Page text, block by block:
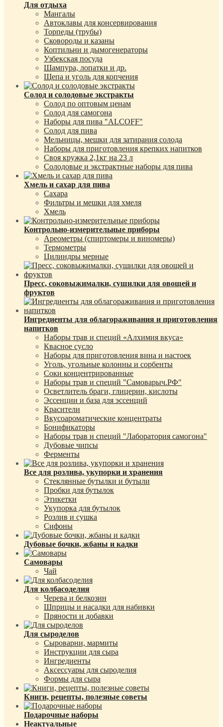
Для отдыха
Мангалы
Автоклавы для консервирования
Торпеды (трубы)
Сковороды и казаны
Коптильни и дымогенераторы
Узбекская посуда
Шампура, лопатки и др.
Щепа и уголь для копчения
Солод и солодовые экстракты
Солод по оптовым ценам
Солод для самогона
Наборы для пива "ALCOFF"
Солод для пива
Мельницы, мешки для затирания солода
Наборы для приготовления крепких напитков
Своя кружка 2,1кг на 23 л
Солодовые и экстрактные наборы для пива
Хмель и сахар для пива
Сахара
Фильтры и мешки для хмеля
Хмель
Контрольно-измерительные приборы
Ареометры (спиртомеры и виномеры)
Термометры
Цилиндры мерные
Пресс, соковыжималки, сушилки для овощей и
фруктов
Ингредиенты для облагораживания и приготовления
напитков
Наборы трав и специй «Алхимия вкуса»
Квасное сусло
Наборы для приготовления вина и настоек
Уголь, угольные колонны и сорбенты
Соки концентрированные
Наборы трав и специй "Самоварыч.РФ"
Осветлитель браги, глицерин, кислоты
Эссенции и база для эссенций
Красители
Вкусоароматические концентраты
Бонификаторы
Наборы трав и специй "Лаборатория самогона"
Дубовые чипсы
Ферменты
Все для розлива, укупорки и хранения
Стеклянные бутылки и бутыли
Пробки для бутылок
Этикетки
Укупорка для бутылок
Розлив и сушка
Сифоны
Дубовые бочки, жбаны и кадки
Самовары
Чай
Для колбасоделия
Черева и белкозин
Шприцы и насадки для набивки
Пряности и добавки
Для сыроделов
Сыроварни, мармиты
Инструкции для сыра
Ингредиенты
Аксессуары для сыроделия
Формы для сыра
Книги, рецепты, полезные советы
Подарочные наборы
Неактуальные